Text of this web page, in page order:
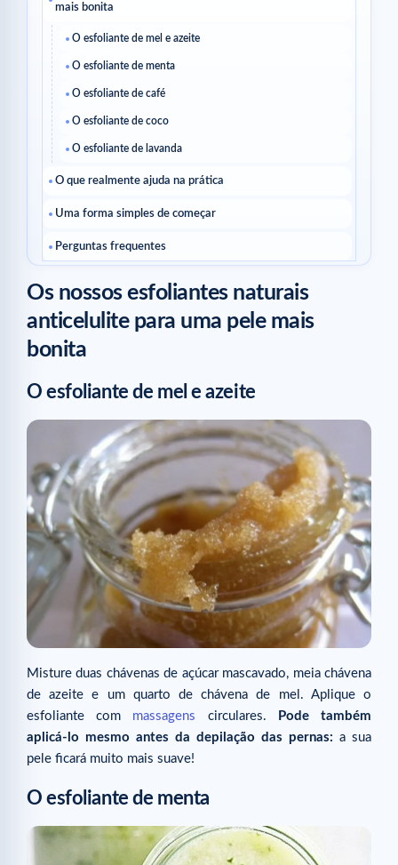
mais bonita
O esfoliante de mel e azeite
O esfoliante de menta
O esfoliante de café
O esfoliante de coco
O esfoliante de lavanda
O que realmente ajuda na prática
Uma forma simples de começar
Perguntas frequentes
Ler a seguir
Os nossos esfoliantes naturais
anticelulite para uma pele mais
bonita
O esfoliante de mel e azeite
Misture duas chávenas de açúcar mascavado, meia chávena
de azeite e um quarto de chávena de mel. Aplique o
esfoliante com massagens circulares.
Pode também
aplicá-lo mesmo antes da depilação das pernas: a sua
pele ficará muito mais suave!
O esfoliante de menta